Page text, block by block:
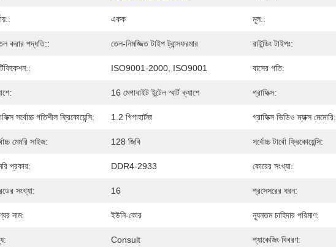
একক মূল::
করার পদ্ধতি:: তেল-নিমজ্জিত টাইপ ট্রান্সফরমার রাইন্ডিং টাইপঃ:
ISO9001-2000, ISO9001 বাসের গতি:
16 মেগাবাইট ইন্টেল স্মার্ট ক্যাশে গ্রাফিক্স:
সর্বোচ্চ গতিশীল ফ্রিকোয়েন্সি: 1.2 গিগাহার্টজ গ্রাফিক্স ভিডিও ম্যাক্স মেমোরি:
মেমরি সাইজ: 128 জিবি সর্বোচ্চ টার্বো ফ্রিকোয়েন্সি:
প্রকার: DDR4-2933 কোরের সংখ্যা:
সংখ্যা: 16 প্রসেসরের ধরন:
নাম: ইউনি-কোর ন্যূনতম চাহিদার পরিমাণ:
Consult প্যাকেজিং বিবরণ: